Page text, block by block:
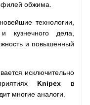
обжима.
технологии,
кузнечного дела,
и повышенный
исключительно
Knipex в
многие аналоги.